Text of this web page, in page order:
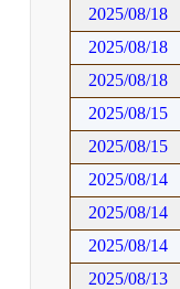
2025/08/18
2025/08/18
2025/08/18
2025/08/15
2025/08/15
2025/08/14
2025/08/14
2025/08/14
2025/08/13